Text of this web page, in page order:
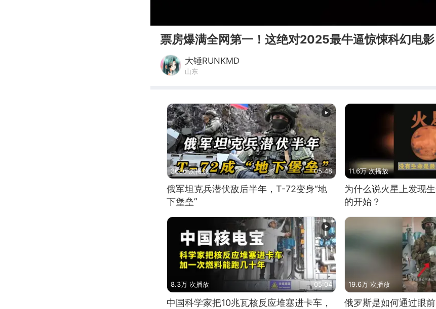
票房爆满全网第一！这绝对2025最牛逼惊悚科幻电
大锤RUNKMD
山东
3636 次播放 05:48
俄军坦克兵潜伏敌后半年，T-72变身“地
下堡垒”
11.6万 次播放
为什么说火星上发现
的开始？
8.3万 次播放 05:04
中国科学家把10兆瓦核反应堆塞进卡车，
19.6万 次播放
俄罗斯是如何通过眼